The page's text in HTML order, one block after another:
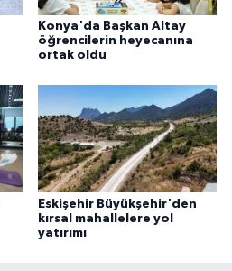
Konya'da Başkan Altay
öğrencilerin heyecanına
ortak oldu
Eskişehir Büyükşehir'den
kırsal mahallelere yol
yatırımı